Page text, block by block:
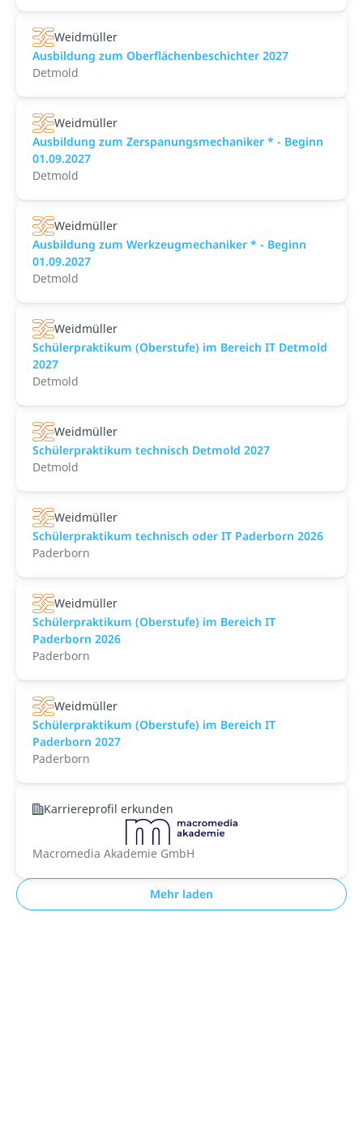
Weidmüller
Ausbildung zum Oberflächenbeschichter 2027
Detmold
Weidmüller
Ausbildung zum Zerspanungsmechaniker * - Beginn
01.09.2027
Detmold
Weidmüller
Ausbildung zum Werkzeugmechaniker * - Beginn
01.09.2027
Detmold
Weidmüller
Schülerpraktikum (Oberstufe) im Bereich IT Detmold
2027
Detmold
Weidmüller
Schülerpraktikum technisch Detmold 2027
Detmold
Weidmüller
Schülerpraktikum technisch oder IT Paderborn 2026
Paderborn
Weidmüller
Schülerpraktikum (Oberstufe) im Bereich IT
Paderborn 2026
Paderborn
Weidmüller
Schülerpraktikum (Oberstufe) im Bereich IT
Paderborn 2027
Paderborn
Karriereprofil erkunden
Macromedia Akademie GmbH
Mehr laden